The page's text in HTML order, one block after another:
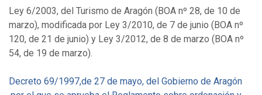
Ley 6/2003, del Turismo de Aragón (BOA nº 28, de 10 de
marzo), modificada por Ley 3/2010, de 7 de junio (BOA nº
120, de 21 de junio) y Ley 3/2012, de 8 de marzo (BOA nº
54, de 19 de marzo).
Decreto 69/1997,de 27 de mayo, del Gobierno de Aragón